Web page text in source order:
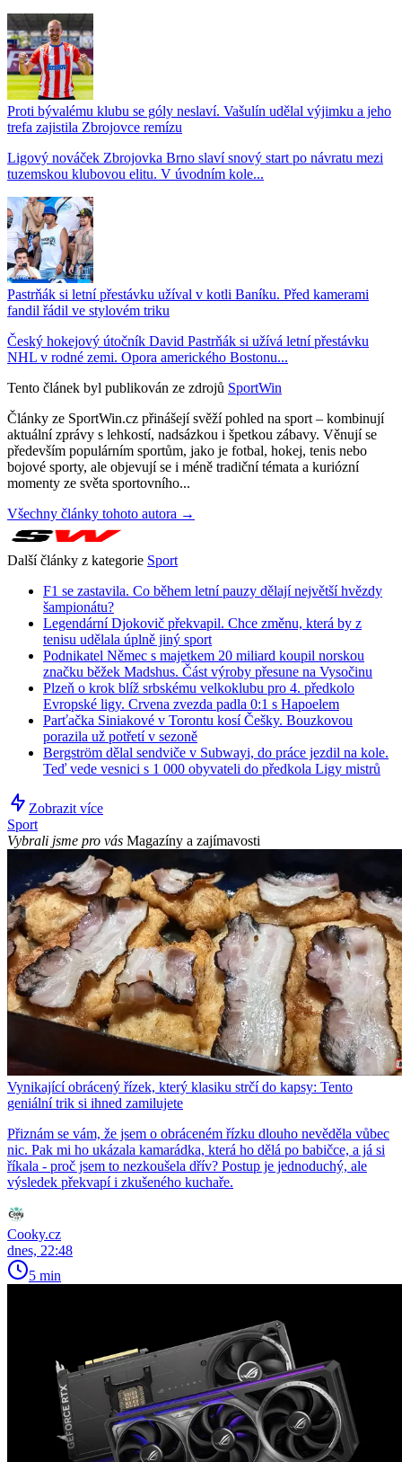
Proti bývalému klubu se góly neslaví. Vašulín udělal výjimku a jeho
trefa zajistila Zbrojovce remízu
Ligový nováček Zbrojovka Brno slaví snový start po návratu mezi
tuzemskou klubovou elitu. V úvodním kole...
Pastrňák si letní přestávku užíval v kotli Baníku. Před kamerami
fandil řádil ve stylovém triku
Český hokejový útočník David Pastrňák si užívá letní přestávku
NHL v rodné zemi. Opora amerického Bostonu...
Tento článek byl publikován ze zdrojů SportWin
Články ze SportWin.cz přinášejí svěží pohled na sport – kombinují
aktuální zprávy s lehkostí, nadsázkou i špetkou zábavy. Věnují se
především populárním sportům, jako je fotbal, hokej, tenis nebo
bojové sporty, ale objevují se i méně tradiční témata a kuriózní
momenty ze světa sportovního...
Všechny články tohoto autora →
Další články z kategorie Sport
F1 se zastavila. Co během letní pauzy dělají největší hvězdy
šampionátu?
Legendární Djokovič překvapil. Chce změnu, která by z
tenisu udělala úplně jiný sport
Podnikatel Němec s majetkem 20 miliard koupil norskou
značku běžek Madshus. Část výroby přesune na Vysočinu
Plzeň o krok blíž srbskému velkoklubu pro 4. předkolo
Evropské ligy. Crvena zvezda padla 0:1 s Hapoelem
Parťačka Siniakové v Torontu kosí Češky. Bouzkovou
porazila už potřetí v sezoně
Bergström dělal sendviče v Subwayi, do práce jezdil na kole.
Teď vede vesnici s 1 000 obyvateli do předkola Ligy mistrů
Zobrazit více
Sport
Vybrali jsme pro vás Magazíny a zajímavosti
Vynikající obrácený řízek, který klasiku strčí do kapsy: Tento
geniální trik si ihned zamilujete
Přiznám se vám, že jsem o obráceném řízku dlouho nevěděla vůbec
nic. Pak mi ho ukázala kamarádka, která ho dělá po babičce, a já si
říkala - proč jsem to nezkoušela dřív? Postup je jednoduchý, ale
výsledek překvapí i zkušeného kuchaře.
Cooky.cz
dnes, 22:48
5 min